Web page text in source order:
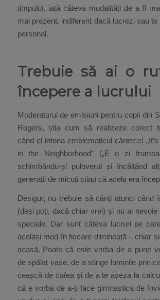
timpului, iată câteva modalități de a fi
mai prezent, indiferent dacă lucrezi sau
personal.
Trebuie să ai o
începere a lucrului
Moderatorul de emisiuni pentru copii din
Rogers, știa cum să realizeze corect
când el intona emblematicul cântecel
in the Neighborhood” („E o zi
schimbându-și puloverul și încălțând
generații de micuți știau că acela era
Desigur, nu trebuie să cânți atunci când
(deși poți, dacă chiar vrei) și nu ai nevoie
speciale. Dar sunt câteva lucruri pe
același mod în fiecare dimineață – chiar
acasă. Poate că este vorba de a pune
de spălat vase, de a stinge luminile prin
ceașcă de cafea și de a te așeza la
că e vorba de a-ți face gimnastica de